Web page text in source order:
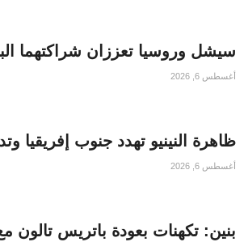
سيشل وروسيا تعززان شراكتهما
أغسطس 6, 2026
ظاهرة النينيو تهدد جنوب إفريقيا
أغسطس 6, 2026
بنين: تكهنات بعودة باتريس